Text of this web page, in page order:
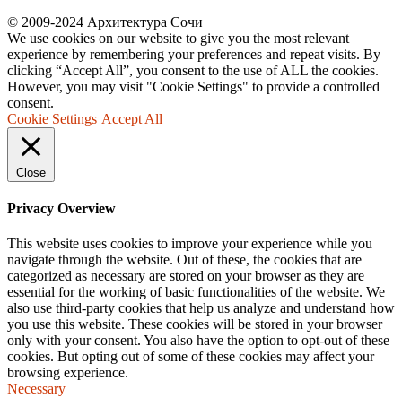
© 2009-2024 Архитектура Сочи
We use cookies on our website to give you the most relevant
experience by remembering your preferences and repeat visits. By
clicking “Accept All”, you consent to the use of ALL the cookies.
However, you may visit "Cookie Settings" to provide a controlled
consent.
Cookie Settings Accept All
Close
Privacy Overview
This website uses cookies to improve your experience while you
navigate through the website. Out of these, the cookies that are
categorized as necessary are stored on your browser as they are
essential for the working of basic functionalities of the website. We
also use third-party cookies that help us analyze and understand how
you use this website. These cookies will be stored in your browser
only with your consent. You also have the option to opt-out of these
cookies. But opting out of some of these cookies may affect your
browsing experience.
Necessary